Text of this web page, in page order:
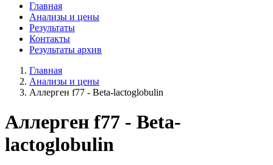
Главная
Анализы и цены
Результаты
Контакты
Результаты архив
Главная
Анализы и цены
Аллерген f77 - Beta-lactoglobulin
Аллерген f77 - Beta-
lactoglobulin